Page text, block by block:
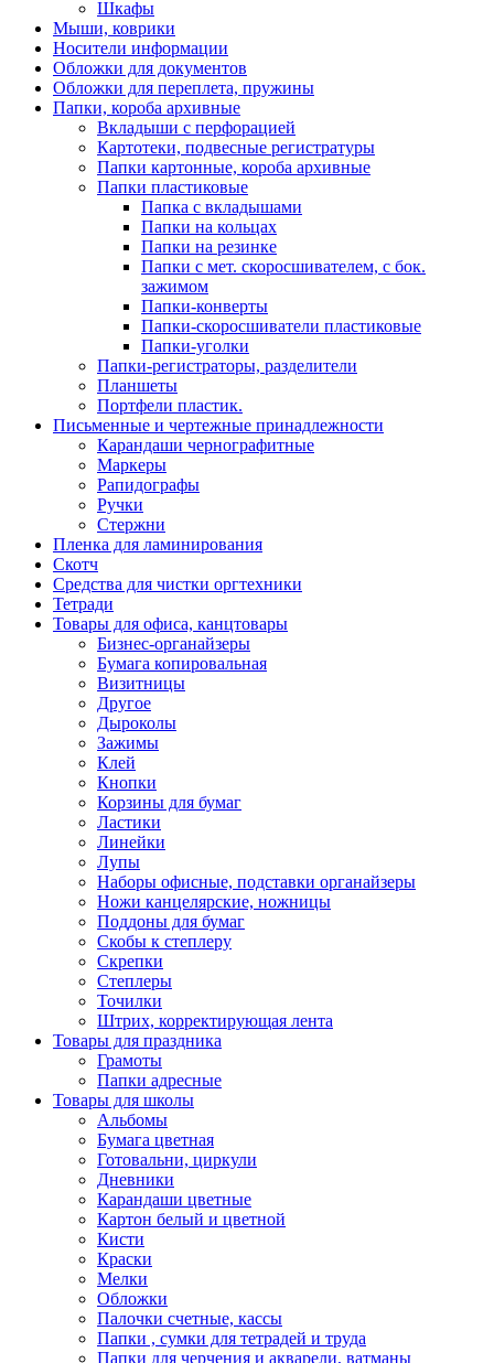
Шкафы
Мыши, коврики
Носители информации
Обложки для документов
Обложки для переплета, пружины
Папки, короба архивные
Вкладыши с перфорацией
Картотеки, подвесные регистратуры
Папки картонные, короба архивные
Папки пластиковые
Папка с вкладышами
Папки на кольцах
Папки на резинке
Папки с мет. скоросшивателем, с бок.
зажимом
Папки-конверты
Папки-скоросшиватели пластиковые
Папки-уголки
Папки-регистраторы, разделители
Планшеты
Портфели пластик.
Письменные и чертежные принадлежности
Карандаши чернографитные
Маркеры
Рапидографы
Ручки
Стержни
Пленка для ламинирования
Скотч
Средства для чистки оргтехники
Тетради
Товары для офиса, канцтовары
Бизнес-органайзеры
Бумага копировальная
Визитницы
Другое
Дыроколы
Зажимы
Клей
Кнопки
Корзины для бумаг
Ластики
Линейки
Лупы
Наборы офисные, подставки органайзеры
Ножи канцелярские, ножницы
Поддоны для бумаг
Скобы к степлеру
Скрепки
Степлеры
Точилки
Штрих, корректирующая лента
Товары для праздника
Грамоты
Папки адресные
Товары для школы
Альбомы
Бумага цветная
Готовальни, циркули
Дневники
Карандаши цветные
Картон белый и цветной
Кисти
Краски
Мелки
Обложки
Палочки счетные, кассы
Папки , сумки для тетрадей и труда
Папки для черчения и акварели, ватманы